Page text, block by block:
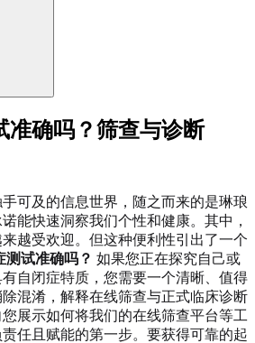
准确吗？筛查与诊断
可及的信息世界，随之而来的是琳琅
能快速洞察我们个性和健康。其中，
越受欢迎。但这种便利性引出了一个
测试准确吗？ 如果您正在探究自己或
自闭症特质，您需要一个清晰、值得
混淆，解释在线筛查与正式临床诊断
展示如何将我们的在线筛查平台等工
任且赋能的第一步。要获得可靠的起